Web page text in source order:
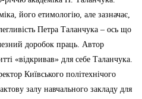
його етимологію, але зазначає,
Петра Таланчука – ось що
доробок праць. Автор
«відкривав» для себе Таланчука.
Київського політехнічого
залу навчального закладу для